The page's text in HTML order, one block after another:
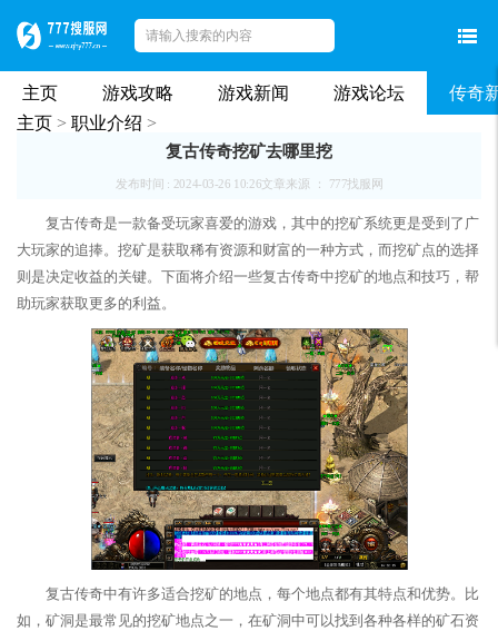
主页 游戏攻略 游戏新闻 游戏论坛
传奇
主页 > 职业介绍 >
复古传奇挖矿去哪里挖
发布时间 : 2024-03-26 10:26文章来源 ： 777找服网
复古传奇是一款备受玩家喜爱的游戏，其中的挖矿系统更是受到了广
大玩家的追捧。挖矿是获取稀有资源和财富的一种方式，而挖矿点的选择
则是决定收益的关键。下面将介绍一些复古传奇中挖矿的地点和技巧，帮
助玩家获取更多的利益。
复古传奇中有许多适合挖矿的地点，每个地点都有其特点和优势。比
如，矿洞是最常见的挖矿地点之一，在矿洞中可以找到各种各样的矿石资